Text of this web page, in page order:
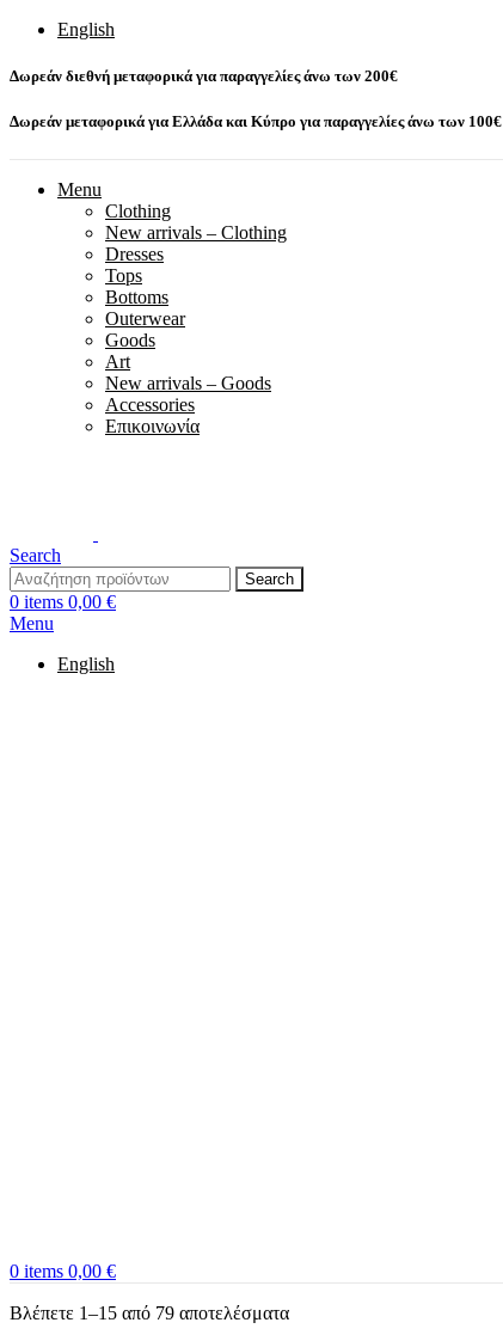
English
Δωρεάν διεθνή μεταφορικά για παραγγελίες άνω των 200€
Δωρεάν μεταφορικά για Ελλάδα και Κύπρο για παραγγελίες άνω των 100€
Menu
Clothing
New arrivals – Clothing
Dresses
Tops
Bottoms
Outerwear
Goods
Art
New arrivals – Goods
Accessories
Επικοινωνία
Search
Search
0 items 0,00 €
Menu
English
0 items 0,00 €
Βλέπετε 1–15 από 79 αποτελέσματα